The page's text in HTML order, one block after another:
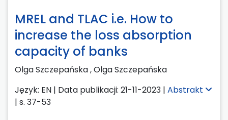
MREL and TLAC i.e. How to
increase the loss absorption
capacity of banks
Olga Szczepańska ,Olga Szczepańska
Język: EN | Data publikacji: 21-11-2023 | Abstrakt
| s. 37-53